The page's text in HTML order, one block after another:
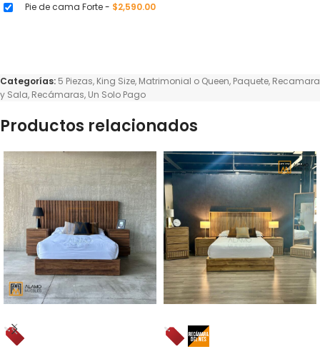
Pie de cama Forte- $2,590.00
Categorías: 5 Piezas, King Size, Matrimonial o Queen, Paquete, Recamara
y Sala, Recámaras, Un Solo Pago
Productos relacionados